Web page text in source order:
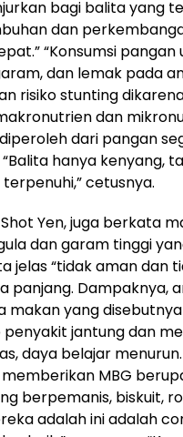
bagi balita yang
dan
“Konsumsi
dan lemak pada
risiko stunting
dan
dari pangan
“Balita hanya kenyang,
cetusnya.
Shot Yen, juga berkata
dan garam tinggi
jelas “tidak aman dan
panjang. Dampaknya,
makan yang
penyakit jantung dan
daya belajar menurun.
MBG
berpemanis, biskuit,
adalah ini adalah